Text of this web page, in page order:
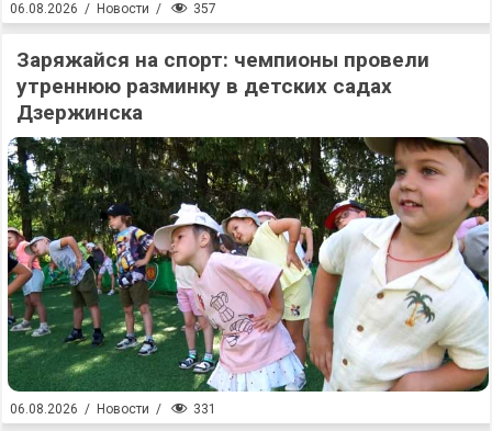
06.08.2026 / Новости / 357
Заряжайся на спорт: чемпионы провели
утреннюю разминку в детских садах
Дзержинска
06.08.2026 / Новости / 331